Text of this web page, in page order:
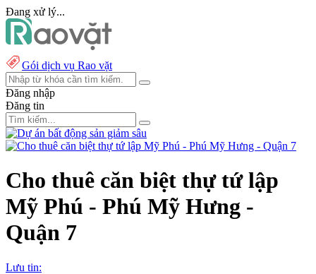
Đang xử lý...
Gói dịch vụ Rao vặt
Đăng nhập
Đăng tin
Cho thuê căn biệt thự tứ lập
Mỹ Phú - Phú Mỹ Hưng -
Quận 7
Lưu tin: